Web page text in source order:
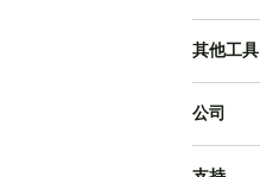
其他工具
公司